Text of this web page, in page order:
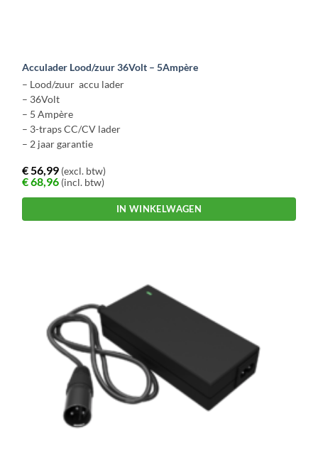
Acculader Lood/zuur 36Volt – 5Ampère
– Lood/zuur accu lader
– 36Volt
– 5 Ampère
– 3-traps CC/CV lader
– 2 jaar garantie
€ 56,99 (excl. btw)
€68,96 (incl. btw)
IN WINKELWAGEN
productpagina